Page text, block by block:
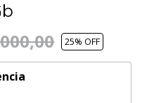
25% OFF